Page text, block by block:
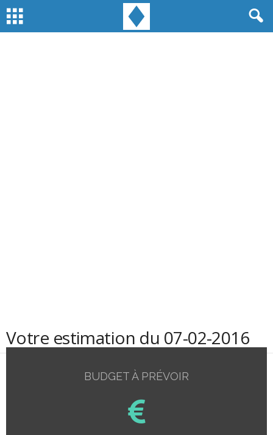
Votre estimation du 07-02-2016
BUDGET À PRÉVOIR